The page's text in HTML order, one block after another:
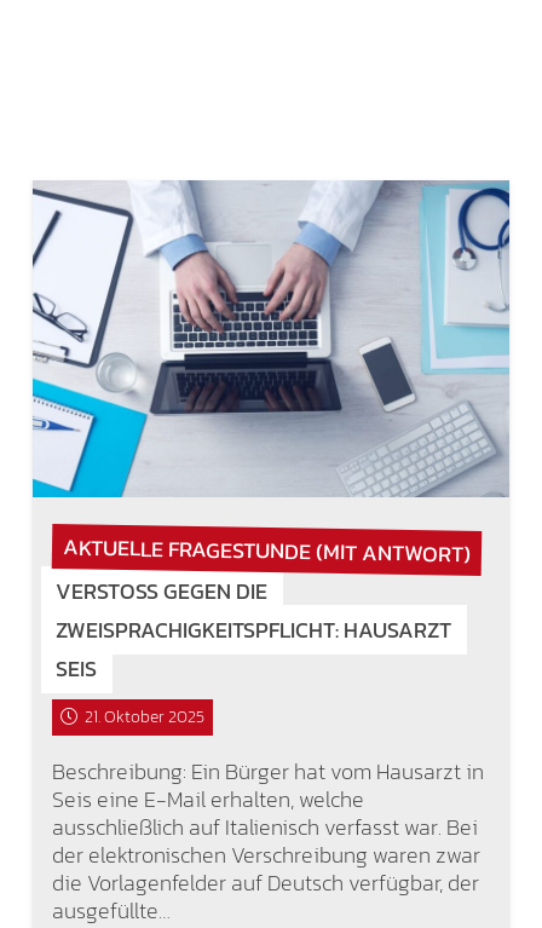
AKTUELLE FRAGESTUNDE (MIT ANTWORT)
VERSTOSS GEGEN DIE Z
WEISPRACHIGKEITSPFLICHT: HAUSARZT S
EIS
21. Oktober 2025
Beschreibung: Ein Bürger hat vom Hausarzt in
Seis eine E-Mail erhalten, welche
ausschließlich auf Italienisch verfasst war. Bei
der elektronischen Verschreibung waren zwar
die Vorlagenfelder auf Deutsch verfügbar, der
ausgefüllte…